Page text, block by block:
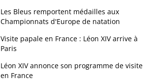
Les Bleus remportent médailles aux
Championnats d'Europe de natation
Visite papale en France : Léon XIV arrive à
Paris
Léon XIV annonce son programme de visite
en France